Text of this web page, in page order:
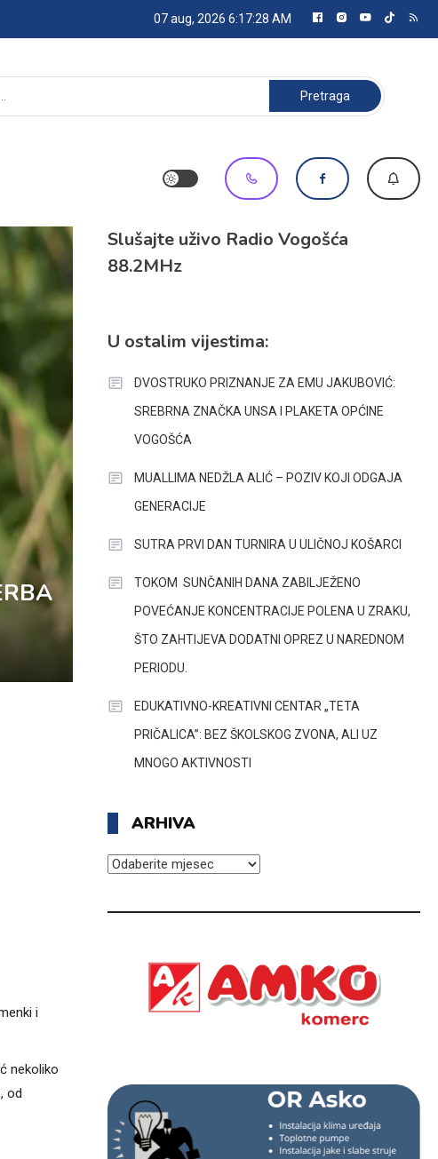
07 aug, 2026 6:17:29 AM
Pretraga:
i
nekoliko
od
Slušajte uživo Radio Vogošća
88.2MHz
U ostalim vijestima:
DVOSTRUKO PRIZNANJE ZA EMU JAKUBOVIĆ:
SREBRNA ZNAČKA UNSA I PLAKETA OPĆINE
VOGOŠĆA
MUALLIMA NEDŽLA ALIĆ – POZIV KOJI ODGAJA
GENERACIJE
SUTRA PRVI DAN TURNIRA U ULIČNOJ KOŠARCI
TOKOM SUNČANIH DANA ZABILJEŽENO
POVEĆANJE KONCENTRACIJE POLENA U ZRAKU,
ŠTO ZAHTIJEVA DODATNI OPREZ U NAREDNOM
PERIODU.
EDUKATIVNO-KREATIVNI CENTAR „TETA
PRIČALICA”: BEZ ŠKOLSKOG ZVONA, ALI UZ
MNOGO AKTIVNOSTI
ARHIVA
ARHIVA